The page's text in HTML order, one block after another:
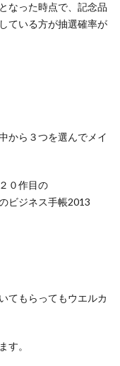
なった時点で 、記念品
ている方が抽選確率が
から３つを選んでメイ
０作目の
ビジネス手帳2013
てもらってもウエルカ
す。